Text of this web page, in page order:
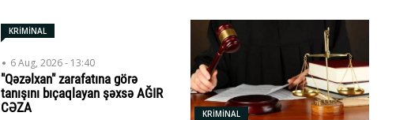
KRİMİNAL
6 Aug, 2026 - 13:40
"Qəzəlxan" zarafatına görə
tanışını bıçaqlayan şəxsə AĞIR
CƏZA
KRİMİNAL